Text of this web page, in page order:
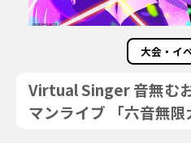
大会・イ
Virtual Singer 音無む
マンライブ 「六音無限